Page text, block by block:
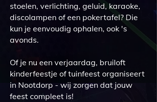
stoelen, verlichting, geluid, karaoke,
discolampen of een pokertafel? Die
kun je eenvoudig ophalen, ook 's
avonds.
Of je nu een verjaardag, bruiloft
kinderfeestje of tuinfeest organiseert
in Nootdorp - wij zorgen dat jouw
feest compleet is!